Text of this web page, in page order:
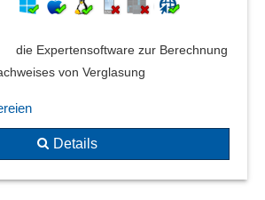
die Expertensoftware zur Berechnung
von Verglasung
Details